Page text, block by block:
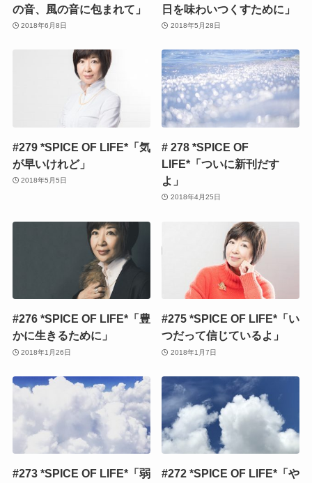
の音、風の音に包まれて」
2018年6月8日
日を味わいつくすために」
2018年5月28日
#279 *SPICE OF LIFE*「気
が早いけれど」
2018年5月5日
# 278 *SPICE OF
LIFE*「ついに新刊だす
よ」
2018年4月25日
#276 *SPICE OF LIFE*「豊
かに生きるために」
2018年1月26日
#275 *SPICE OF LIFE*「い
つだって信じているよ」
2018年1月7日
#273 *SPICE OF LIFE*「弱
#272 *SPICE OF LIFE*「や